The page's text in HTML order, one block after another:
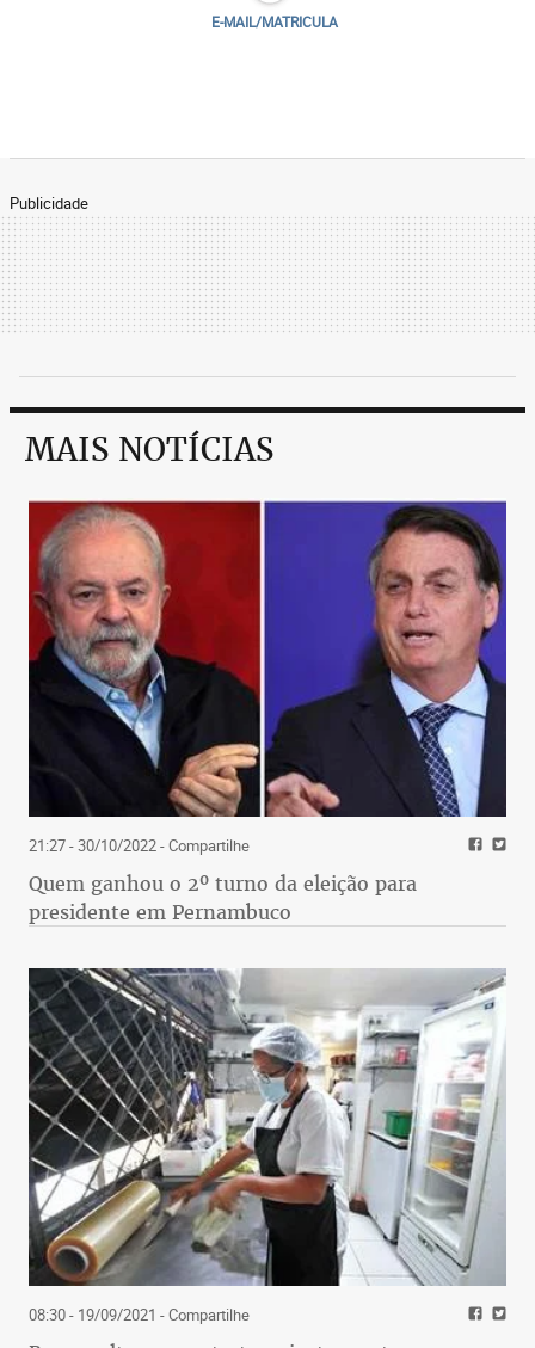
E-MAIL/MATRICULA
Publicidade
MAIS NOTÍCIAS
21:27 - 30/10/2022- Compartilhe
Quem ganhou o 2º turno da eleição para
presidente em Pernambuco
08:30 - 19/09/2021 - Compartilhe